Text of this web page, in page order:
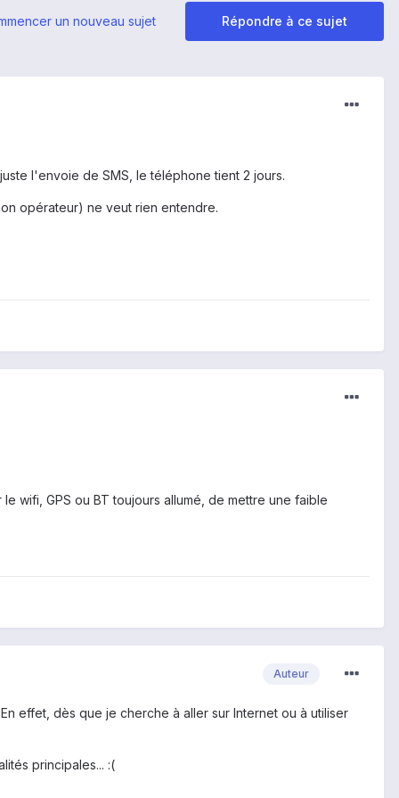
Répondre à ce sujet
un nouveau sujet
l'envoie de SMS, le téléphone tient 2 jours.
opérateur) ne veut rien entendre.
wifi, GPS ou BT toujours allumé, de mettre une faible
Auteur
effet, dès que je cherche à aller sur Internet ou à utiliser
principales... :(